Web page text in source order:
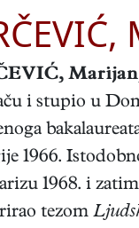
Marijan
i stupio u
1966.
1968. i
tezom